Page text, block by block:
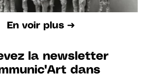
En voir plus ➜
la newsletter
dans